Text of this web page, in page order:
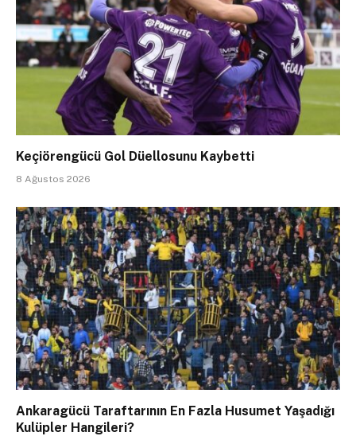
Keçiörengücü Gol Düellosunu Kaybetti
8 Ağustos 2026
Ankaragücü Taraftarının En Fazla Husumet Yaşadığı
Kulüpler Hangileri?